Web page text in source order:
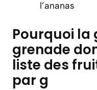
l’ananas
Pourquoi la
grenade
liste des
par g